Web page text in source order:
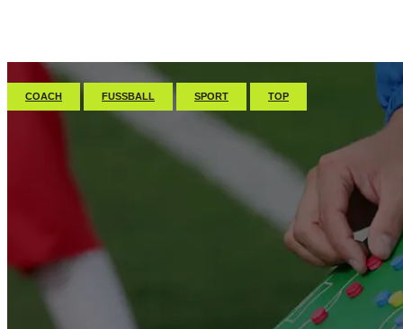
COACH FUSSBALL SPORT TOP